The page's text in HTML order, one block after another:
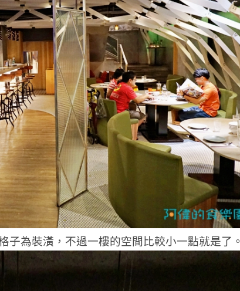
子為裝潢，不過一樓的空間比較小一點就是了。